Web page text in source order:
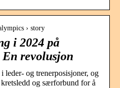
› story
i 2024 på
En revolusjon
leder- og trenerposisjoner, og
og særforbund for å